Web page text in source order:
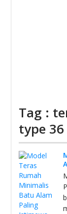
Tag :
type 36